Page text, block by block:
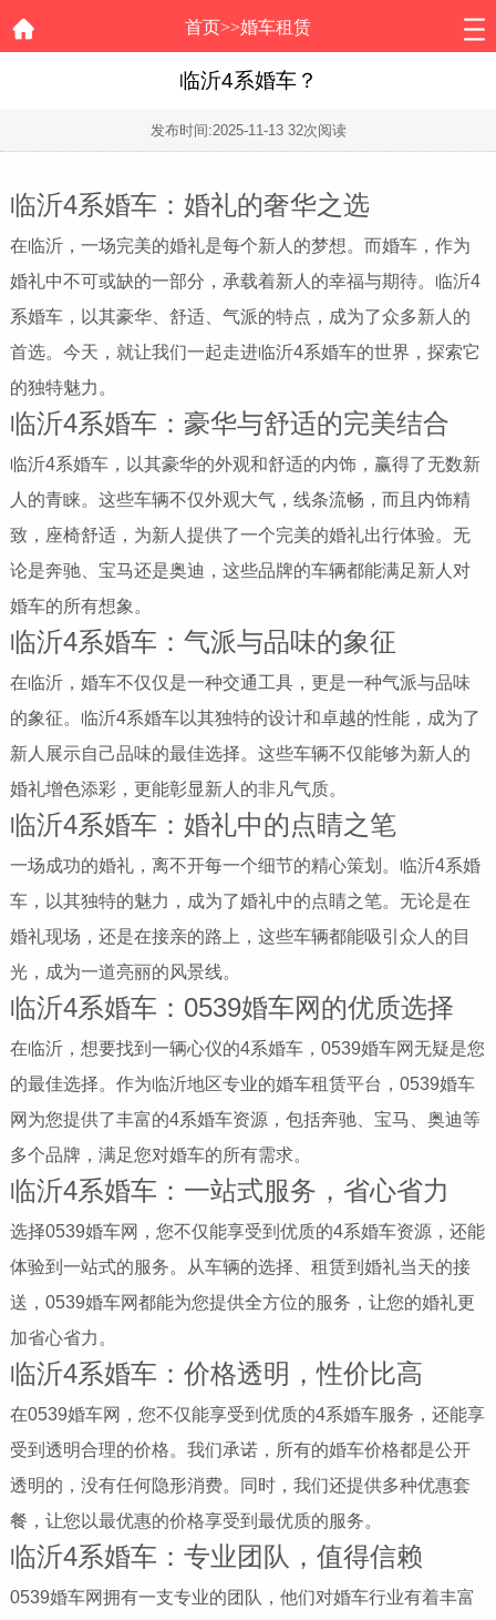
首页>>婚车租赁
临沂4系婚车？
发布时间:2025-11-1332次阅读
临沂4系婚车：婚礼的奢华之选
在临沂，一场完美的婚礼是每个新人的梦想。而婚车，作为
婚礼中不可或缺的一部分，承载着新人的幸福与期待。临沂4
系婚车，以其豪华、舒适、气派的特点，成为了众多新人的
首选。今天，就让我们一起走进临沂4系婚车的世界，探索它
的独特魅力。
临沂4系婚车：豪华与舒适的完美结合
临沂4系婚车，以其豪华的外观和舒适的内饰，赢得了无数新
人的青睐。这些车辆不仅外观大气，线条流畅，而且内饰精
致，座椅舒适，为新人提供了一个完美的婚礼出行体验。无
论是奔驰、宝马还是奥迪，这些品牌的车辆都能满足新人对
婚车的所有想象。
临沂4系婚车：气派与品味的象征
在临沂，婚车不仅仅是一种交通工具，更是一种气派与品味
的象征。临沂4系婚车以其独特的设计和卓越的性能，成为了
新人展示自己品味的最佳选择。这些车辆不仅能够为新人的
婚礼增色添彩，更能彰显新人的非凡气质。
临沂4系婚车：婚礼中的点睛之笔
一场成功的婚礼，离不开每一个细节的精心策划。临沂4系婚
车，以其独特的魅力，成为了婚礼中的点睛之笔。无论是在
婚礼现场，还是在接亲的路上，这些车辆都能吸引众人的目
光，成为一道亮丽的风景线。
临沂4系婚车：0539婚车网的优质选择
在临沂，想要找到一辆心仪的4系婚车，0539婚车网无疑是您
的最佳选择。作为临沂地区专业的婚车租赁平台，0539婚车
网为您提供了丰富的4系婚车资源，包括奔驰、宝马、奥迪等
多个品牌，满足您对婚车的所有需求。
临沂4系婚车：一站式服务，省心省力
选择0539婚车网，您不仅能享受到优质的4系婚车资源，还能
体验到一站式的服务。从车辆的选择、租赁到婚礼当天的接
送，0539婚车网都能为您提供全方位的服务，让您的婚礼更
加省心省力。
临沂4系婚车：价格透明，性价比高
在0539婚车网，您不仅能享受到优质的4系婚车服务，还能享
受到透明合理的价格。我们承诺，所有的婚车价格都是公开
透明的，没有任何隐形消费。同时，我们还提供多种优惠套
餐，让您以最优惠的价格享受到最优质的服务。
临沂4系婚车：专业团队，值得信赖
0539婚车网拥有一支专业的团队，他们对婚车行业有着丰富